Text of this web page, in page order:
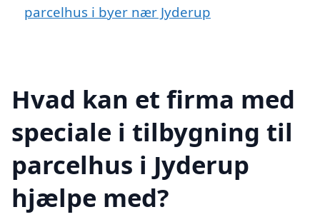
parcelhus i byer nær Jyderup
Hvad kan et firma med
speciale i tilbygning til
parcelhus i Jyderup
hjælpe med?